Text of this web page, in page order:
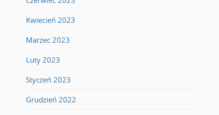
Kwiecień 2023
Marzec 2023
Luty 2023
Styczeń 2023
Grudzień 2022